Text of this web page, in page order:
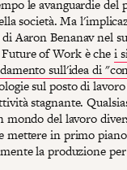
le avanguardie del
società. Ma
Aaron Benanav nel
of Work è chei
sull'idea di
sul posto di
stagnante.
mondo del lavoro
mettere in primo
la produzione